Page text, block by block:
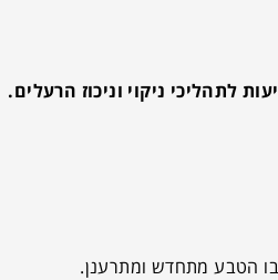
לתהליכי ניקוי וניכוז הרעלים.
בו הטבע מתחדש ומתרענן.